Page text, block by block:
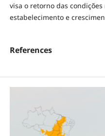
visa o retorno das
estabelecimento e
References